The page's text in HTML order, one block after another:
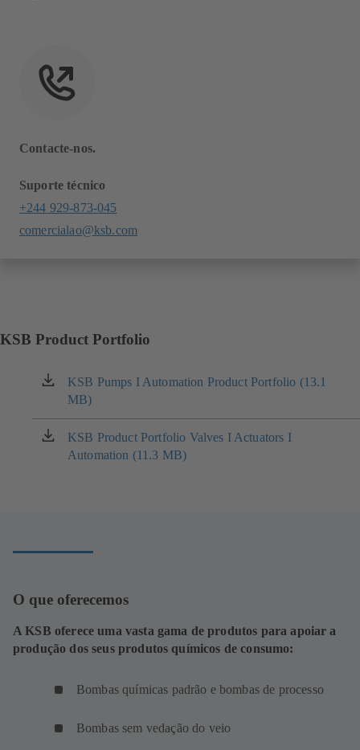
Contacte-nos.
Suporte técnico
+244 929-873-045
comercialao@ksb.com
KSB Product Portfolio
KSB Pumps I Automation Product Portfolio (13.1
MB)
(abre
em
uma
nova
aba)
KSB Product Portfolio Valves I Actuators I
Automation (11.3 MB)
(abre
em
O que oferecemos
A KSB oferece uma vasta gama de produtos para apoiar a
produção dos seus produtos químicos de consumo:
Bombas químicas padrão e bombas de processo
Bombas sem vedação do veio